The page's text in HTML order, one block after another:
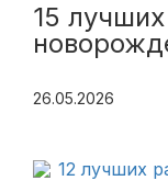
15
26.05.2026